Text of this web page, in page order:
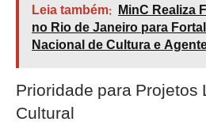
Leia também: MinC Realiza
no Rio de Janeiro para
Nacional de Cultura e
Prioridade para Projetos
Cultural